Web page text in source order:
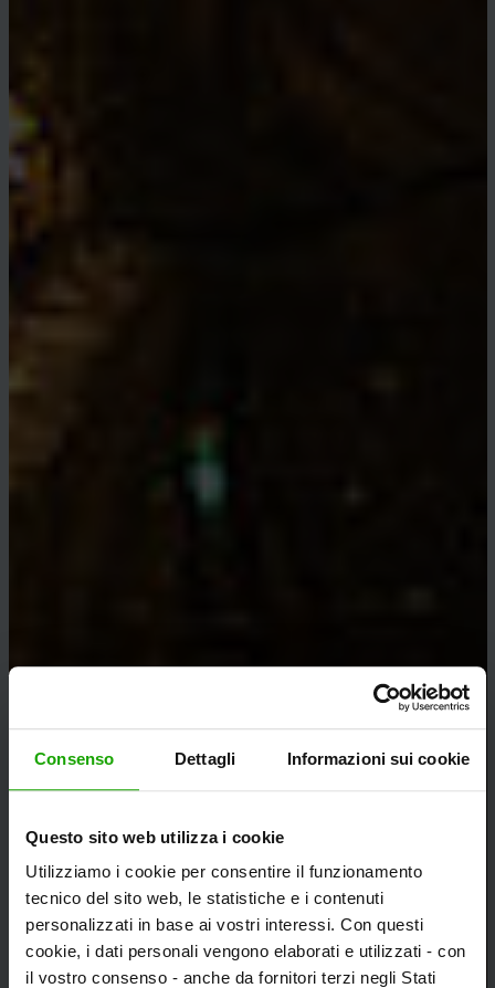
Consenso Dettagli Informazioni sui cookie
Questo sito web utilizza i cookie
Utilizziamo i cookie per consentire il funzionamento
tecnico del sito web, le statistiche e i contenuti
personalizzati in base ai vostri interessi. Con questi
cookie, i dati personali vengono elaborati e utilizzati - con
il vostro consenso - anche da fornitori terzi negli Stati